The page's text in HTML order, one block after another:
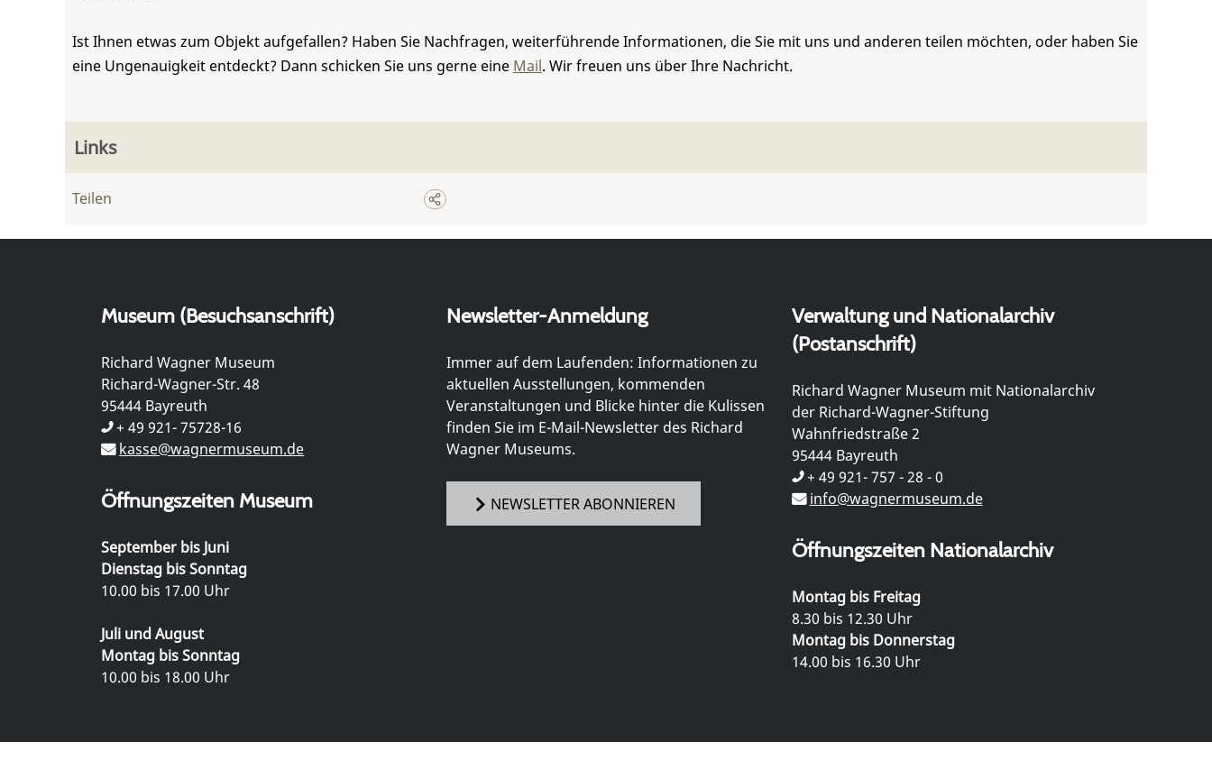
Ist Ihnen etwas zum Objekt aufgefallen? Haben Sie Nachfragen, weiterführende Informationen, die Sie mit uns und anderen teilen möchten, oder haben Sie
eine Ungenauigkeit entdeckt? Dann schicken Sie uns gerne eine Mail. Wir freuen uns über Ihre Nachricht.
Links
Teilen
Museum (Besuchsanschrift)
Richard Wagner Museum
Richard-Wagner-Str. 48
95444 Bayreuth
+ 49 921- 75728-16
kasse@wagnermuseum.de
Öffnungszeiten Museum
September bis Juni
Dienstag bis Sonntag
10.00 bis 17.00 Uhr
Juli und August
Montag bis Sonntag
10.00 bis 18.00 Uhr
Newsletter-Anmeldung
Immer auf dem Laufenden: Informationen zu
aktuellen Ausstellungen, kommenden
Veranstaltungen und Blicke hinter die Kulissen
finden Sie im E-Mail-Newsletter des Richard
Wagner Museums.
NEWSLETTER ABONNIEREN
Verwaltung und Nationalarchiv
(Postanschrift)
Richard Wagner Museum mit Nationalarchiv
der Richard-Wagner-Stiftung
Wahnfriedstraße 2
95444 Bayreuth
+ 49 921- 757 - 28 - 0
info@wagnermuseum.de
Öffnungszeiten Nationalarchiv
Montag bis Freitag
8.30 bis 12.30 Uhr
Montag bis Donnerstag
14.00 bis 16.30 Uhr